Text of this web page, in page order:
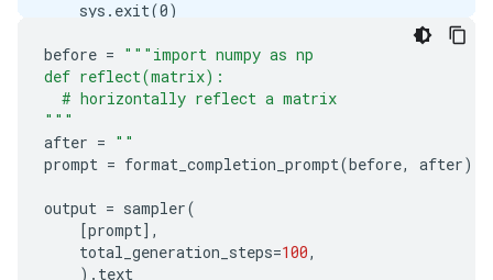
before = """import numpy as np
def reflect(matrix):
  # horizontally reflect a matrix
"""
after = ""
prompt = format_completion_prompt(before, after)
output = sampler(
[prompt],
total_generation_steps=100,
) . text